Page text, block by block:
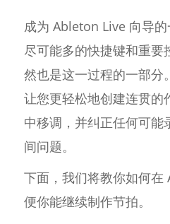
成为 Ableton Live 向导
尽可能多的快捷键和重要
然也是这一过程的一部分
让您更轻松地创建连贯
中移调，并纠正任何可能
间问题。
下面，我们将教你如何
便你能继续制作节拍。